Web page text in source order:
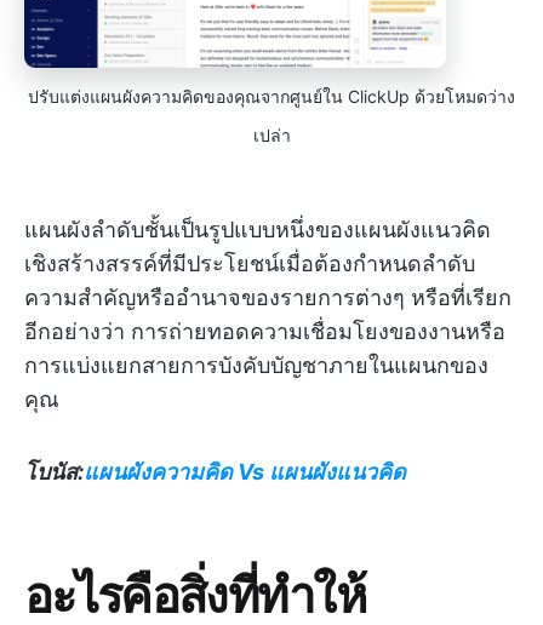
ปรับแต่งแผนผังความคิดของคุณจากศูนย์ใน ClickUp ด้วยโหมดว่าง
เปล่า
แผนผังลำดับชั้นเป็นรูปแบบหนึ่งของแผนผังแนวคิด
เชิงสร้างสรรค์ที่มีประโยชน์เมื่อต้องกำหนดลำดับ
ความสำคัญหรืออำนาจของรายการต่างๆ หรือที่เรียก
อีกอย่างว่า การถ่ายทอดความเชื่อมโยงของงานหรือ
การแบ่งแยกสายการบังคับบัญชาภายในแผนกของ
คุณ
โบนัส:แผนผังความคิด Vs แผนผังแนวคิด
อะไรคือสิ่งที่ทำให้